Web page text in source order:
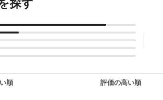
探す
順 評価の高い順